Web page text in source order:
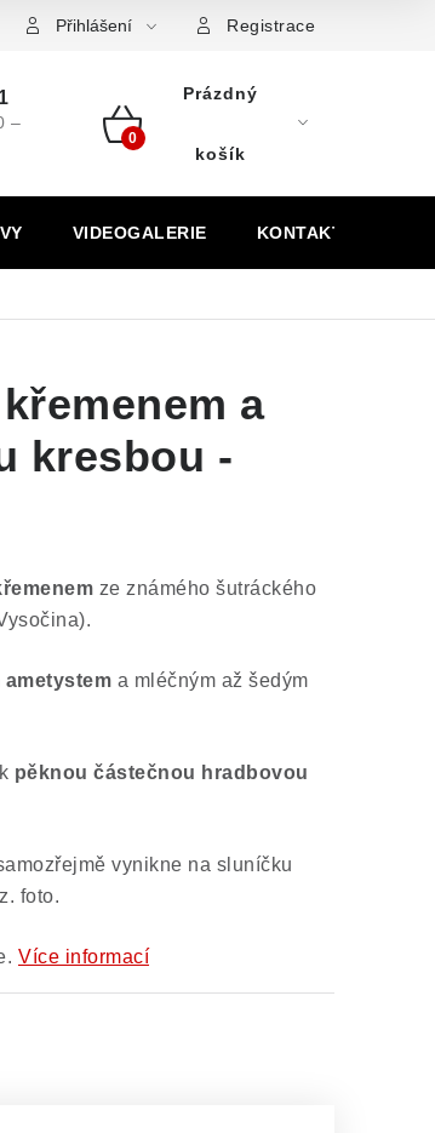
Výkup minerálů a drahých kamenů
Přihlášení Registrace
–
Nákupní
Prázdný
košík
VIDEOGALERIE KONTAKT
a
kresbou -
ze známého šutráckého
a mléčným až šedým
pěknou částečnou hradbovou
vynikne na sluníčku
foto.
Více informací